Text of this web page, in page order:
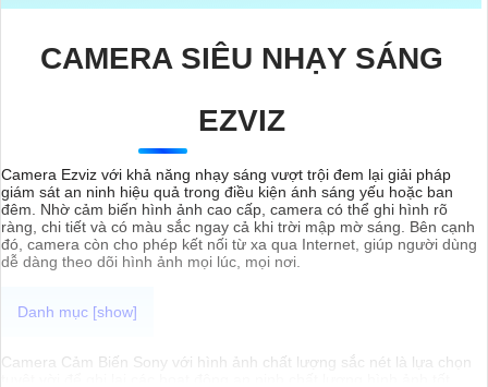
CAMERA SIÊU NHẠY SÁNG
EZVIZ
Camera Ezviz với khả năng nhạy sáng vượt trội đem lại giải pháp
giám sát an ninh hiệu quả trong điều kiện ánh sáng yếu hoặc ban
đêm. Nhờ cảm biến hình ảnh cao cấp, camera có thể ghi hình rõ
ràng, chi tiết và có màu sắc ngay cả khi trời mập mờ sáng. Bên cạnh
đó, camera còn cho phép kết nối từ xa qua Internet, giúp người dùng
dễ dàng theo dõi hình ảnh mọi lúc, mọi nơi.
Camera Cảm Biến Sony với hình ảnh chất lượng sắc nét là lựa chọn